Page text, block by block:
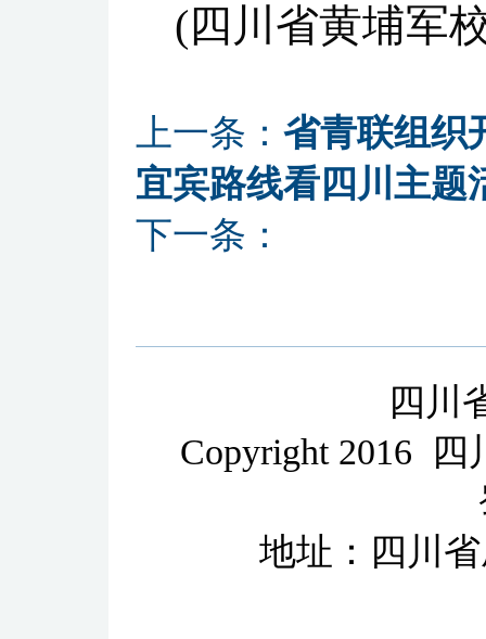
(四川省黄埔军
上一条： 省青联组织
宜宾路线看四川主题
下一条：
四川
Copyright 2016 四
地址：四川省